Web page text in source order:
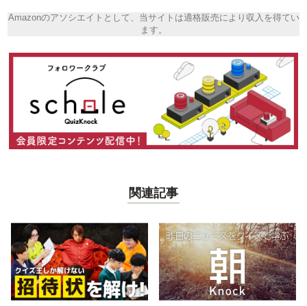
Amazonのアソシエイトとして、当サイトは適格販売により収入を得てい
ます。
関連記事